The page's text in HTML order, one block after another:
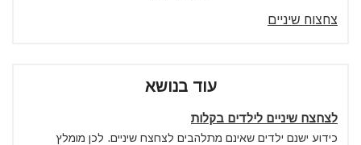
צחצוח שיניים
עוד בנושא
לצחצח שיניים לילדים בקלות
כידוע ישנם ילדים שאינם מתלהבים לצחצח שיניים. לכן מומלץ